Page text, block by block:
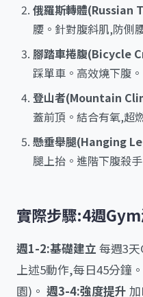
俄羅斯轉體(Russian
腰。針對腹斜肌,防側
腳踏車捲腹(Bicycle
踩單車。高效燒下腹。
登山者(Mountain
蓋前頂。結合有氧,超
懸垂舉腿(Hanging
腿上抬。進階下腹殺手
實際步驟:4週
週1-2:基礎建立 每週3
上述5動作,每日45分鐘
園)。 週3-4:強度提升